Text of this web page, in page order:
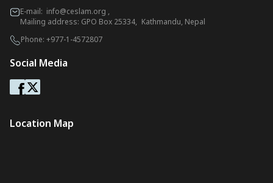
E-mail: info@ceslam.org ,
Mailing address: GPO Box 25334, Kathmandu, Nepal
Phone: +977-1-4572807
Social Media
Location Map